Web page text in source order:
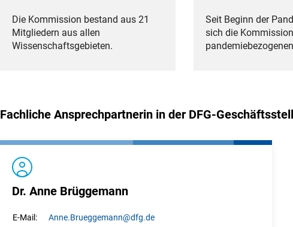
Die Kommission bestand aus 21
Mitgliedern aus allen
Wissenschaftsgebieten.
Seit Beginn der
sich die
Fachliche Ansprechpartnerin in der DFG-
Dr. Anne Brüggemann
E-Mail: Anne.Brueggemann@dfg.de